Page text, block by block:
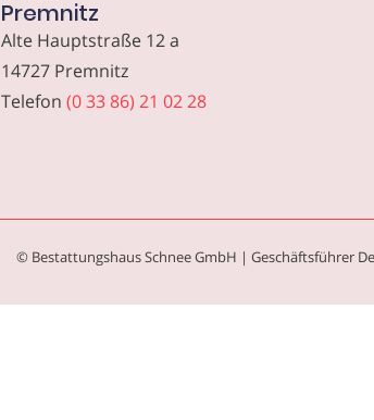
Premnitz
Alte Hauptstraße 12 a
14727 Premnitz
Telefon (0 33 86) 21 02 28
© Bestattungshaus Schnee GmbH | Geschäftsführer